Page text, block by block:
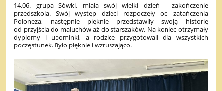
14.06. grupa Sówki, miała swój wielki dzień - zakończenie
przedszkola. Swój występ dzieci rozpoczęły od zatańczenia
Poloneza, następnie pięknie przedstawiły swoją historię
od przyjścia do maluchów aż do starszaków. Na koniec otrzymały
dyplomy i upominki, a rodzice przygotowali dla wszystkich
poczęstunek. Było pięknie i wzruszająco.